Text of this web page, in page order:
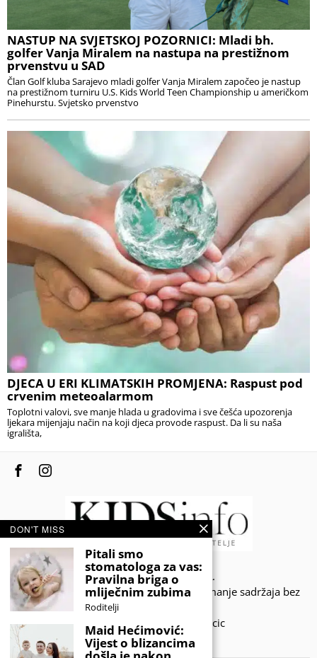
NASTUP NA SVJETSKOJ POZORNICI: Mladi bh.
golfer Vanja Miralem na nastupa na prestižnom
prvenstvu u SAD
Član Golf kluba Sarajevo mladi golfer Vanja Miralem započeo je nastup
na prestižnom turniru U.S. Kids World Teen Championship u američkom
Pinehurstu. Svjetsko prvenstvo
DJECA U ERI KLIMATSKIH PROMJENA: Raspust pod
crvenim meteoalarmom
Toplotni valovi, sve manje hlada u gradovima i sve češća upozorenja
ljekara mijenjaju način na koji djeca provode raspust. Da li su naša
igrališta,
© 2020 - KIDSINFO.BA.
Sva prava zadržana. Zabranjeno preuzimanje sadržaja bez
dozvole izdavača.
Developed by Amar SIjercic
IZAŠAO JE NOVI MAGAZIN!
DON'T MISS
Pitali smo
stomatologa za vas:
Pravilna briga o
mliječnim zubima
Roditelji
Maid Hećimović:
Vijest o blizancima